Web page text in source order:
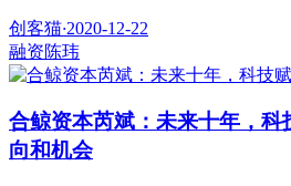
创客猫·2020-12-22
融资陈玮
合鲸资本芮斌：未来十年，科
向和机会